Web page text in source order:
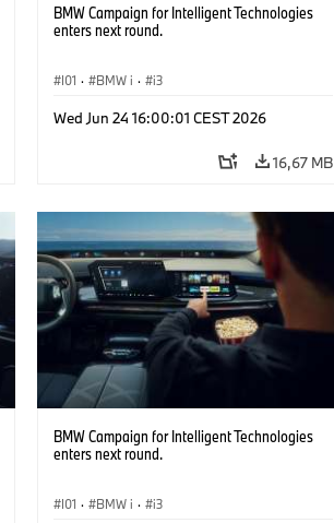
BMW Campaign for Intelligent Technologies
enters next round.
I01 · BMW i · i3
Wed Jun 24 16:00:01 CEST 2026
16,67 MB
BMW Campaign for Intelligent Technologies
enters next round.
I01 · BMW i · i3